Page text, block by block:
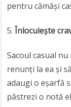
pentru cămăși
Înlocuiește
Sacoul casual
renunți la ea și
adaugi o eșarfă
păstrezi o notă